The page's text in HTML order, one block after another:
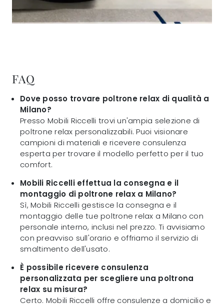
FAQ
Dove posso trovare poltrone relax di qualità a
Milano?
Presso Mobili Riccelli trovi un'ampia selezione di
poltrone relax personalizzabili. Puoi visionare
campioni di materiali e ricevere consulenza
esperta per trovare il modello perfetto per il tuo
comfort.
Mobili Riccelli effettua la consegna e il
montaggio di poltrone relax a Milano?
Sì, Mobili Riccelli gestisce la consegna e il
montaggio delle tue poltrone relax a Milano con
personale interno, inclusi nel prezzo. Ti avvisiamo
con preavviso sull'orario e offriamo il servizio di
smaltimento dell'usato.
È possibile ricevere consulenza
personalizzata per scegliere una poltrona
relax su misura?
Certo. Mobili Riccelli offre consulenze a domicilio e